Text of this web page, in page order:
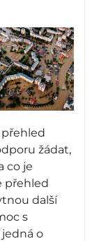
žádat,
co je
přehled
další
s
o